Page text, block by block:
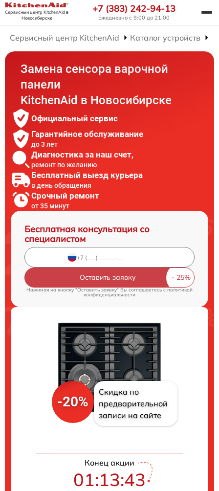
Сервисный центр KitchenAidв
Новосибирске
+7 (383) 242-94-13
Ежедневно с 9:00 до 21:00
Сервисный центр KitchenAid Каталог устройств
Замена сенсора варочной
панели
KitchenAid в Новосибирске
Официальный сервис
Гарантийное обслуживание
до 3 лет
Диагностика за наш счет,
ремонт по желанию
Бесплатный выезд курьера
в день обращения
Срочный ремонт
от 35 минут
Бесплатная консультация со
специалистом
Оставить заявку
Нажимая на кнопку "Оставить заявку" Вы соглашаетесь cполитикой
конфиденциальности
-20%
Скидка по
предварительной
записи на сайте
Конец акции
01:13:42